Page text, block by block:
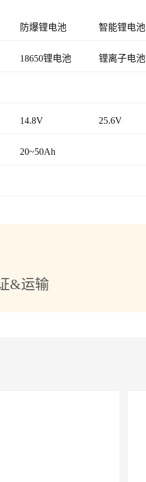
防爆锂电池 智能锂电池
18650锂电池 锂离子电池
14.8V 25.6V
20~50Ah
&运输